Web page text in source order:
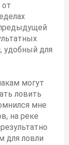
от
удобный для
могут
ловить
мне
на реке
для ловли